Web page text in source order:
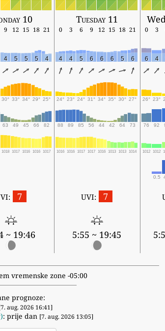
10 Tuesday 11
9 12 15 18 21 0 3 6 9 12 15 18 21 0 3
4 5 5 5 4 4 4 5 6 6 6 5 6 6 4
30° 33° 34° 29° 25° 24° 23° 24° 31° 34° 35° 30° 27° 26° 23°
63 49 45 66 82 88 89 85 56 44 42 64 73 76 92
1018 1017 1016 1016 1017 1016 1016 1017 1017 1016 1013 1013 1014 1012 1012
0.5
7
~ 19:46
UVI: 7
5:55 ~ 19:45
vremenske zone -05:00
prognoze:
aug. 2026 16:41]
: prije dan [7. aug. 2026 13:05]